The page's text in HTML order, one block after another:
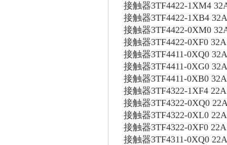
接触器3TF4422-1XM4
接触器3TF4422-1XB4
接触器3TF4422-0XM0
接触器3TF4422-0XF0
接触器3TF4411-0XQ0
接触器3TF4411-0XG0
接触器3TF4411-0XB0
接触器3TF4322-1XF4
接触器3TF4322-0XQ0
接触器3TF4322-0XL0
接触器3TF4322-0XF0
接触器3TF4311-0XQ0